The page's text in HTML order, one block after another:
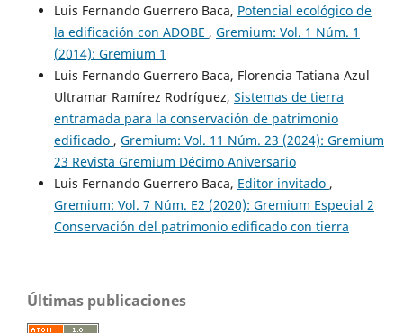
Luis Fernando Guerrero Baca, Potencial ecológico de
la edificación con ADOBE , Gremium: Vol. 1 Núm. 1
(2014): Gremium 1
Luis Fernando Guerrero Baca, Florencia Tatiana Azul
Ultramar Ramírez Rodríguez, Sistemas de tierra
entramada para la conservación de patrimonio
edificado , Gremium: Vol. 11 Núm. 23 (2024): Gremium
23 Revista Gremium Décimo Aniversario
Luis Fernando Guerrero Baca, Editor invitado ,
Gremium: Vol. 7 Núm. E2 (2020): Gremium Especial 2
Conservación del patrimonio edificado con tierra
Últimas publicaciones